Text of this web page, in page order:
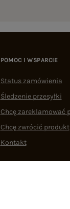
POMOC I WSPARCIE
Status zamówienia
Śledzenie przesyłki
Chcę zareklamować
Chcę zwrócić produkt
Kontakt